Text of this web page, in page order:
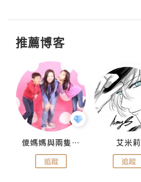
推薦博客
儍媽媽與兩隻小魔怪之家
追蹤
艾米莉
追蹤